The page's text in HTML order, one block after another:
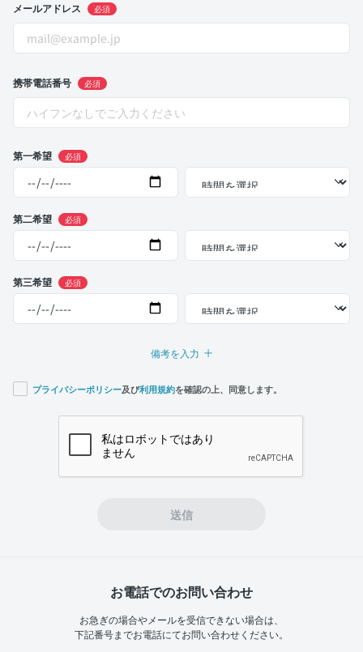
メールアドレス 必須
携帯電話番号 必須
第一希望 必須
第二希望 必須
第三希望 必須
備考を入力
プライバシーポリシー及び利用規約を確認の上、同意します。
送信
お電話でのお問い合わせ
お急ぎの場合やメールを受信できない場合は、
下記番号までお電話にてお問い合わせください。